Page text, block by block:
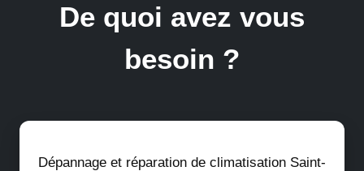
De quoi avez vous
besoin ?
Dépannage et réparation de climatisation Saint-